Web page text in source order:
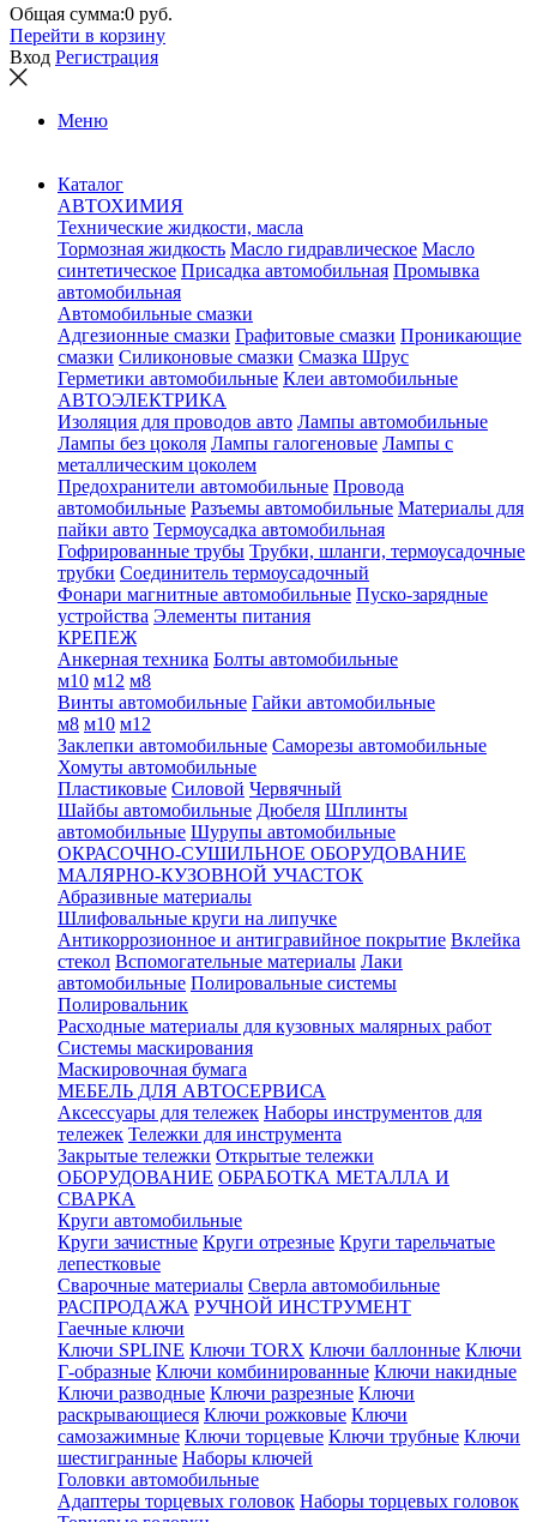
Общая сумма:0 руб.
Перейти в корзину
Вход Регистрация
Меню
Каталог
АВТОХИМИЯ
Технические жидкости, масла
Тормозная жидкость Масло гидравлическое Масло
синтетическое Присадка автомобильная Промывка
автомобильная
Автомобильные смазки
Адгезионные смазки Графитовые смазки Проникающие
смазки Силиконовые смазки Смазка Шрус
Герметики автомобильные Клеи автомобильные
АВТОЭЛЕКТРИКА
Изоляция для проводов авто Лампы автомобильные
Лампы без цоколя Лампы галогеновые Лампы с
металлическим цоколем
Предохранители автомобильные Провода
автомобильные Разъемы автомобильные Материалы для
пайки авто Термоусадка автомобильная
Гофрированные трубы Трубки, шланги, термоусадочные
трубки Соединитель термоусадочный
Фонари магнитные автомобильные Пуско-зарядные
устройства Элементы питания
КРЕПЕЖ
Анкерная техника Болты автомобильные
м10 м12 м8
Винты автомобильные Гайки автомобильные
м8 м10 м12
Заклепки автомобильные Саморезы автомобильные
Хомуты автомобильные
Пластиковые Силовой Червячный
Шайбы автомобильные Дюбеля Шплинты
автомобильные Шурупы автомобильные
ОКРАСОЧНО-СУШИЛЬНОЕ ОБОРУДОВАНИЕ
МАЛЯРНО-КУЗОВНОЙ УЧАСТОК
Абразивные материалы
Шлифовальные круги на липучке
Антикоррозионное и антигравийное покрытие Вклейка
стекол Вспомогательные материалы Лаки
автомобильные Полировальные системы
Полировальник
Расходные материалы для кузовных малярных работ
Системы маскирования
Маскировочная бумага
МЕБЕЛЬ ДЛЯ АВТОСЕРВИСА
Аксессуары для тележек Наборы инструментов для
тележек Тележки для инструмента
Закрытые тележки Открытые тележки
ОБОРУДОВАНИЕ ОБРАБОТКА МЕТАЛЛА И
СВАРКА
Круги автомобильные
Круги зачистные Круги отрезные Круги тарельчатые
лепестковые
Сварочные материалы Сверла автомобильные
РАСПРОДАЖА РУЧНОЙ ИНСТРУМЕНТ
Гаечные ключи
Ключи SPLINE Ключи TORX Ключи баллонные Ключи
Г-образные Ключи комбинированные Ключи накидные
Ключи разводные Ключи разрезные Ключи
раскрывающиеся Ключи рожковые Ключи
самозажимные Ключи торцевые Ключи трубные Ключи
шестигранные Наборы ключей
Головки автомобильные
Адаптеры торцевых головок Наборы торцевых головок